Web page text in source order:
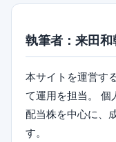
執筆者：来田和
本サイトを運営す
て運用を担当。 個
配当株を中心に、
す。